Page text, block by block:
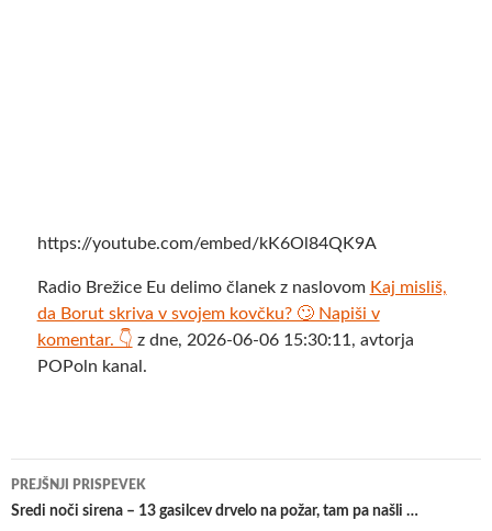
https://youtube.com/embed/kK6Ol84QK9A
Radio Brežice Eu delimo članek z naslovom Kaj misliš,
da Borut skriva v svojem kovčku? 🙄 Napiši v
komentar. 👇 z dne, 2026-06-06 15:30:11, avtorja
POPoln kanal.
Krmarjenje
po
PREJŠNJI PRISPEVEK
Sredi noči sirena – 13 gasilcev drvelo na požar, tam pa našli …